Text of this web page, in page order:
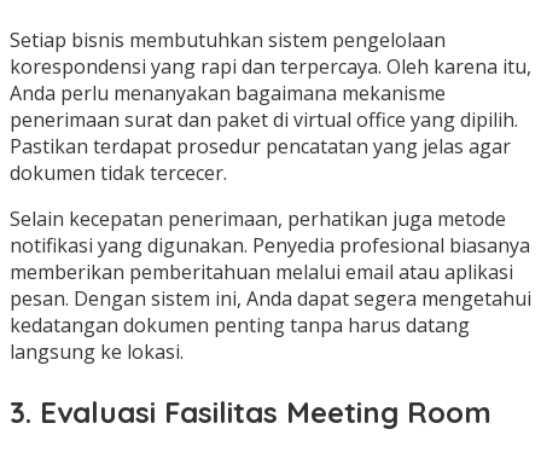
Setiap bisnis membutuhkan sistem pengelolaan
korespondensi yang rapi dan terpercaya. Oleh karena itu,
Anda perlu menanyakan bagaimana mekanisme
penerimaan surat dan paket di virtual office yang dipilih.
Pastikan terdapat prosedur pencatatan yang jelas agar
dokumen tidak tercecer.
Selain kecepatan penerimaan, perhatikan juga metode
notifikasi yang digunakan. Penyedia profesional biasanya
memberikan pemberitahuan melalui email atau aplikasi
pesan. Dengan sistem ini, Anda dapat segera mengetahui
kedatangan dokumen penting tanpa harus datang
langsung ke lokasi.
3. Evaluasi Fasilitas Meeting Room